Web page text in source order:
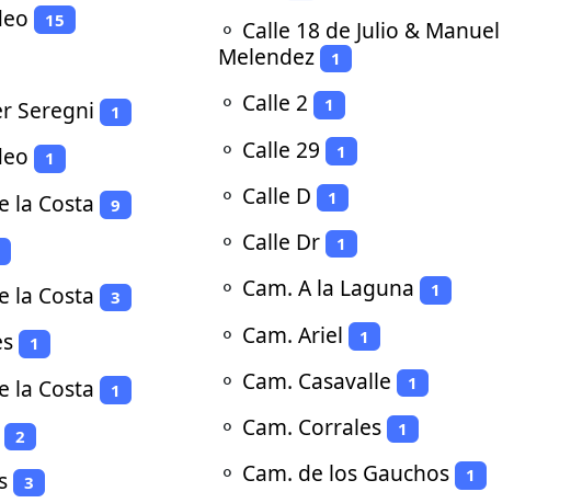
15
Seregni 1
1
la Costa 9
la Costa 3
1
la Costa 1
2
3
⚬ Calle 18 de Julio & Manuel
Melendez
1
⚬ Calle 2 1
⚬ Calle 29 1
⚬ Calle D 1
⚬ Calle Dr 1
⚬ Cam. A la Laguna 1
⚬ Cam. Ariel 1
⚬ Cam. Casavalle 1
⚬ Cam. Corrales 1
⚬ Cam. de los Gauchos 1